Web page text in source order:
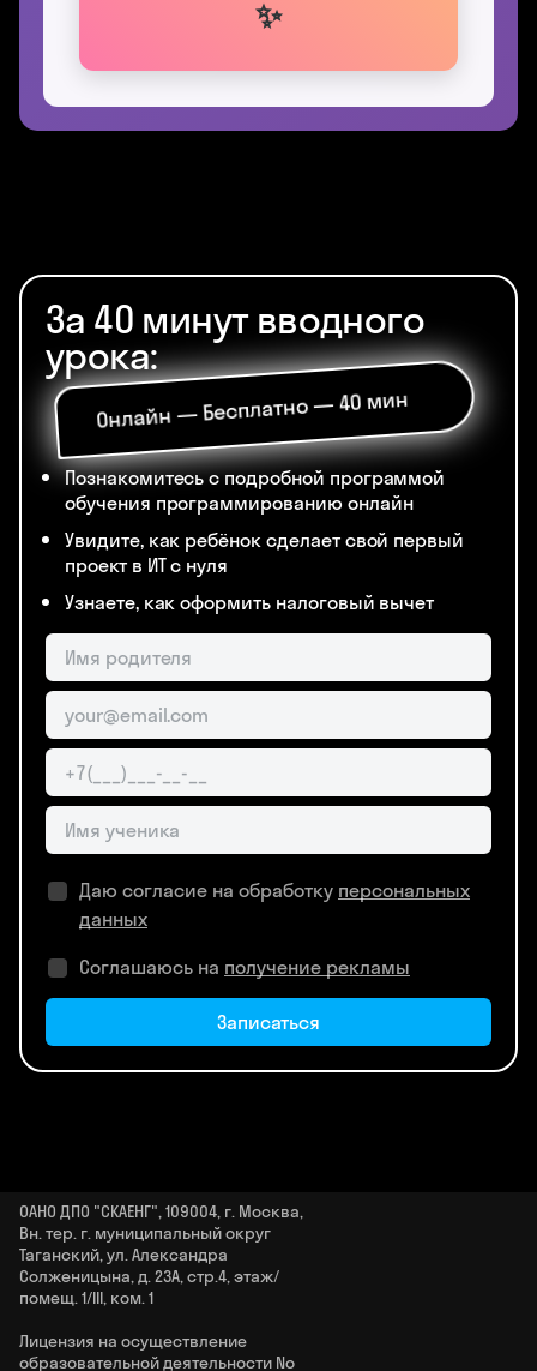
✨
За 40 минут вводного
урока:
Онлайн — Бесплатно — 40 мин
Познакомитесь с подробной программой
обучения программированию онлайн
Увидите, как ребёнок сделает свой первый
проект в ИТ с нуля
Узнаете, как оформить налоговый вычет
Даю согласие на обработку персональных
данных
Соглашаюсь на получение рекламы
Записаться
ОАНО ДПО "СКАЕНГ", 109004, г. Москва,
Вн. тер. г. муниципальный округ
Таганский, ул. Александра
Солженицына, д. 23А, стр.4, этаж/
помещ. 1/III, ком. 1
Лицензия на осуществление
образовательной деятельности No